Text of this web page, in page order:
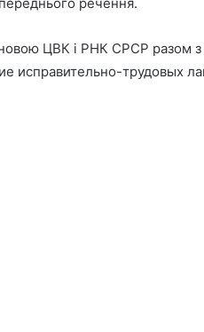
ЦВК і РНК СРСР разом
исправительно-трудовых